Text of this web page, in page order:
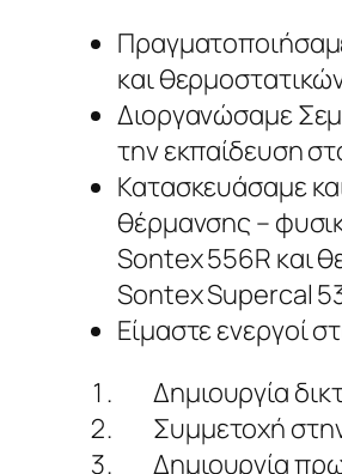
και
Διοργανώσαμε
την εκπαίδευση
Κατασκευάσαμε
θέρμανσης –
Sontex 556R και
Sontex Supercal
Είμαστε ενεργοί
Δημιουργία
Συμμετοχή στην
Δημιουργία